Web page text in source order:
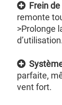
Frein
remonte
>Prolonge
parfaite,
vent fort.